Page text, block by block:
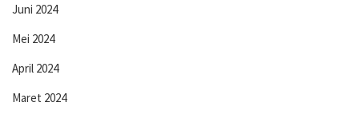
Juni 2024
Mei 2024
April 2024
Maret 2024